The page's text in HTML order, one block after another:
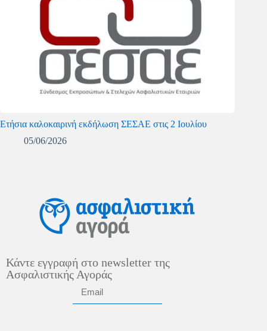
Ετήσια καλοκαιρινή εκδήλωση ΣΕΣΑΕ στις 2 Ιουλίου
05/06/2026
Κάντε εγγραφή στο newsletter της
Ασφαλιστικής Αγοράς